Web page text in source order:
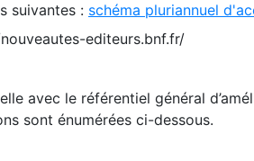
suivantes : schéma pluriannuel
editeurs.bnf.fr/
avec le référentiel général
sont énumérées ci-dessous.